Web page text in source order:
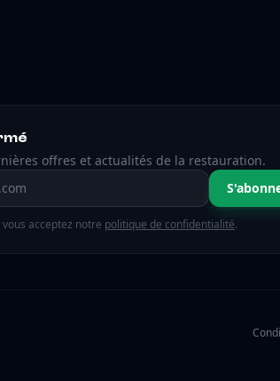
offres et actualités de la restauration.
acceptez notre politique de confidentialité.